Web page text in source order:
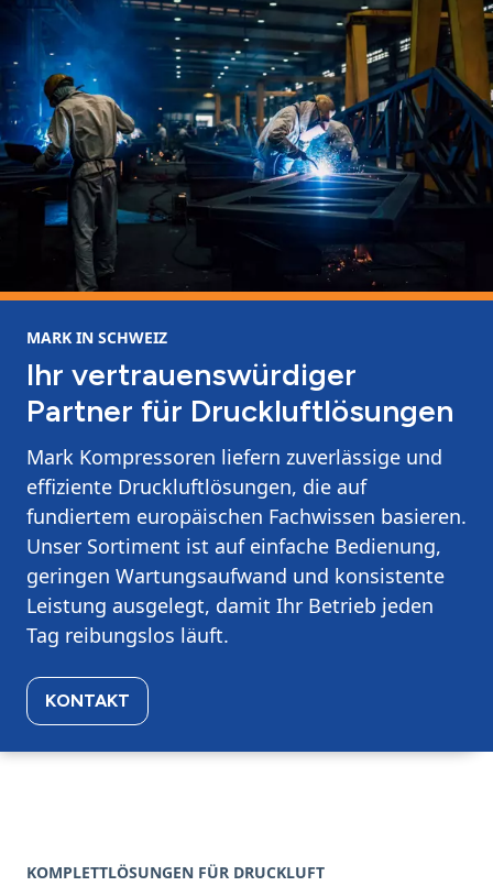
MARK IN SCHWEIZ
Ihr vertrauenswürdiger
Partner für Druckluftlösungen
Mark Kompressoren liefern zuverlässige und
effiziente Druckluftlösungen, die auf
fundiertem europäischen Fachwissen basieren.
Unser Sortiment ist auf einfache Bedienung,
geringen Wartungsaufwand und konsistente
Leistung ausgelegt, damit Ihr Betrieb jeden
Tag reibungslos läuft.
KONTAKT
KOMPLETTLÖSUNGEN FÜR DRUCKLUFT